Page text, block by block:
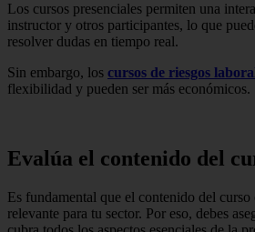
Los cursos presenciales permiten una
instructor y otros participantes, lo que
resolver dudas en tiempo real.
Sin embargo, los cursos de riesgos
flexibilidad y pueden ser más económicos.
Evalúa el contenido del
Es fundamental que el contenido del curso
relevante para tu sector. Por eso, debes